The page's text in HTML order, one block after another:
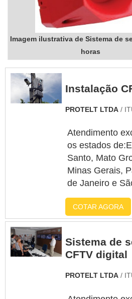
Imagem ilustrativa de Sistema de
horas
Instalação
PROTELT LTDA/
Atendimento
os estados
Santo, Mato
Minas Gerais,
de Janeiro e
PauloQuem
de instalação
conhecerá a
realizando uma
maior vitrine da
achando
um só
COTAR AGORA
Sistema de
CFTV digital
PROTELT LTDA/